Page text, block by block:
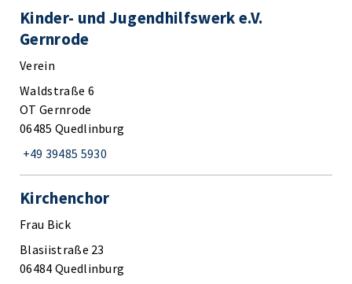
Kinder- und Jugendhilfswerk e.V.
Gernrode
Verein
Waldstraße 6
OT Gernrode
06485 Quedlinburg
+49 39485 5930
Kirchenchor
Frau Bick
Blasiistraße 23
06484 Quedlinburg